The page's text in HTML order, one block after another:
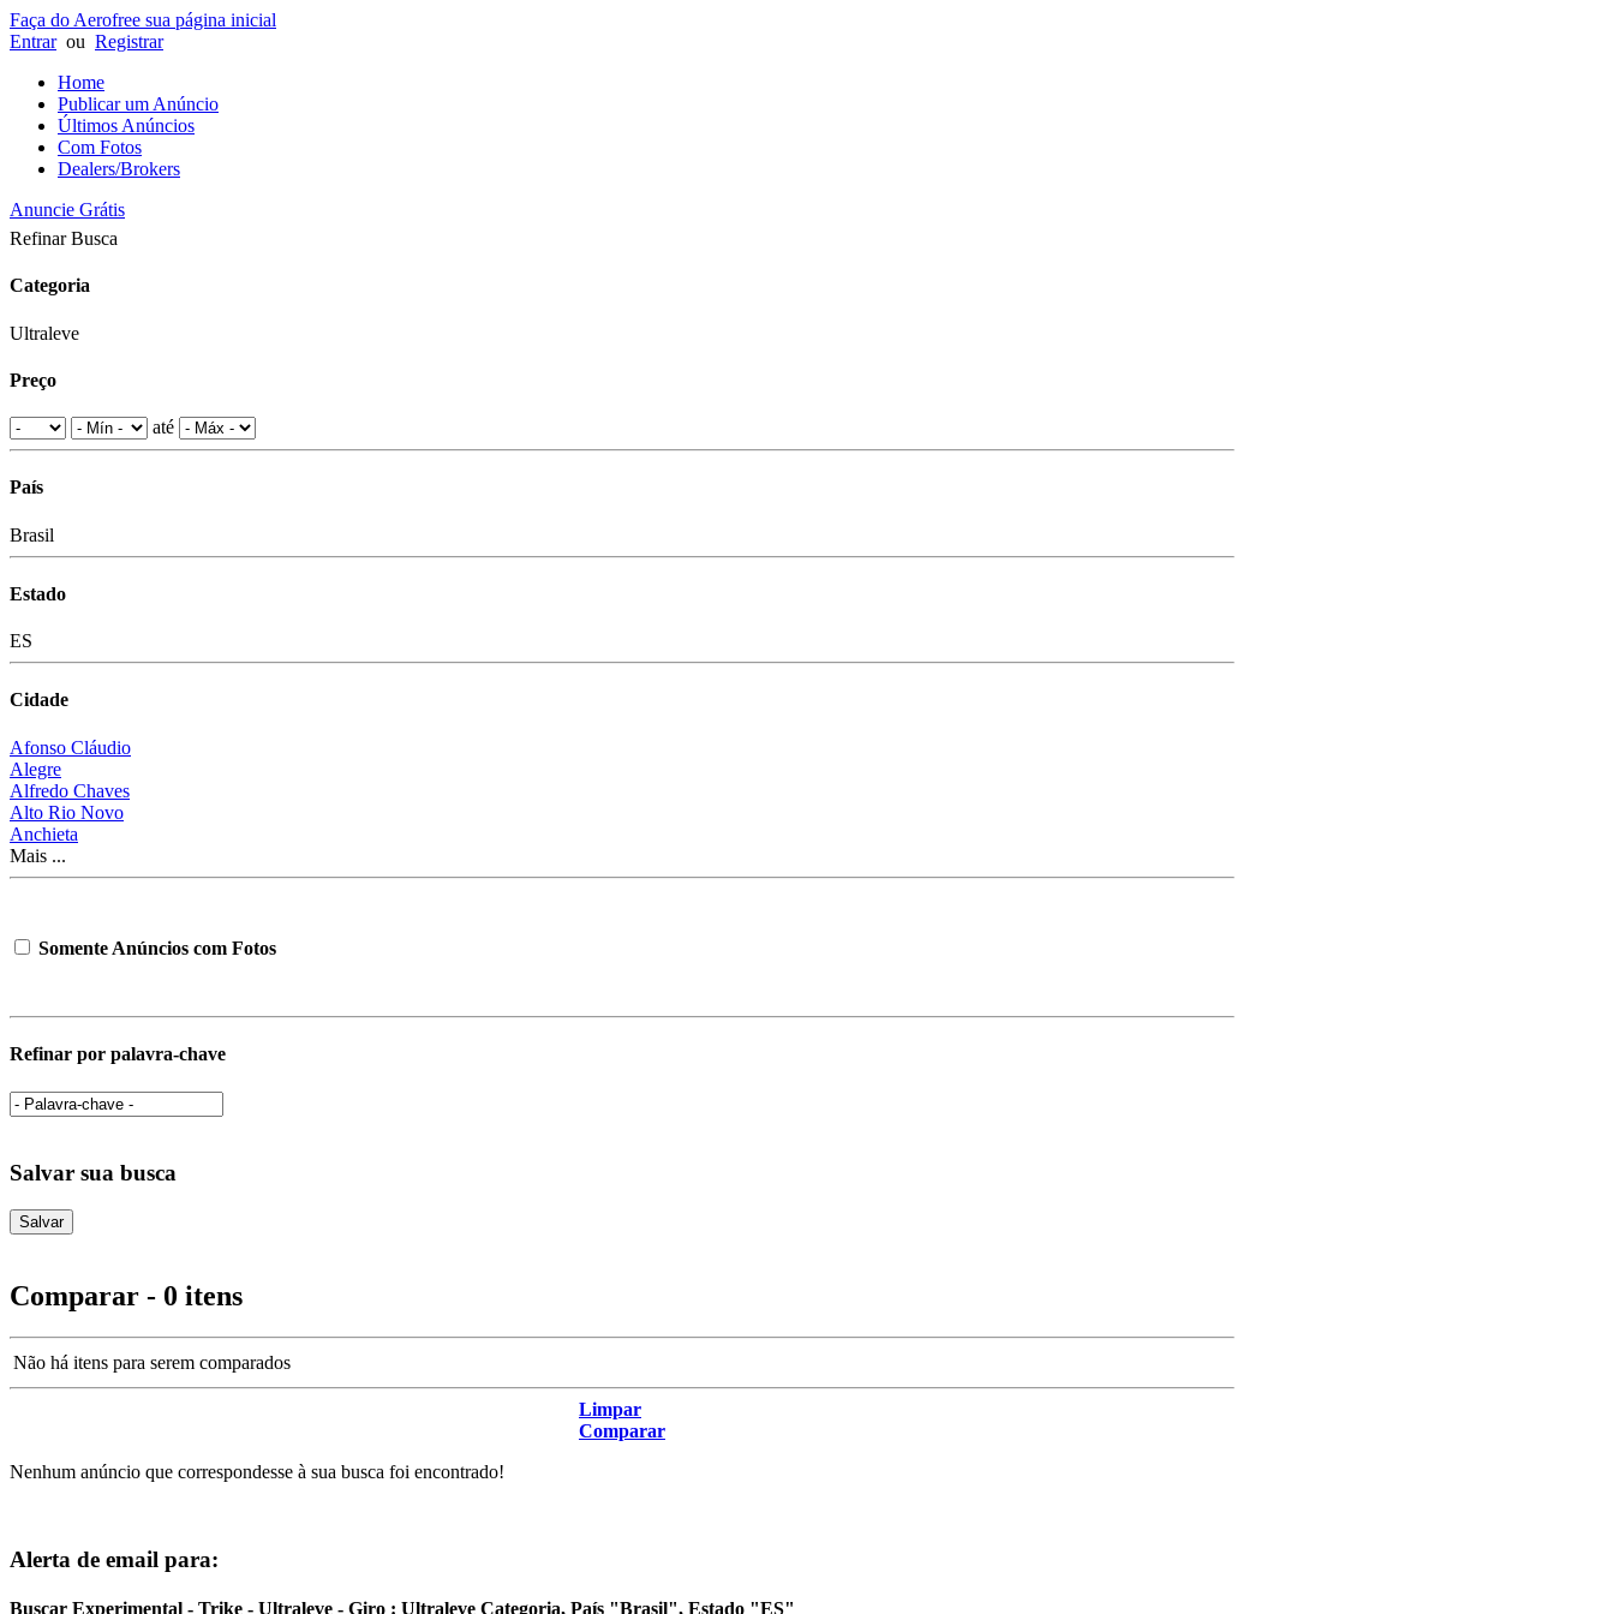
Faça do Aerofree sua página inicial
Entrarou Registrar
Home
Publicar um Anúncio
Últimos Anúncios
Com Fotos
Dealers/Brokers
Anuncie Grátis
Refinar Busca
Categoria
Ultraleve
Preço
até
País
Brasil
Estado
ES
Cidade
Afonso Cláudio
Alegre
Alfredo Chaves
Alto Rio Novo
Anchieta
Mais ...
Somente Anúncios com Fotos
Refinar por palavra-chave
Salvar sua busca
Comparar - 0 itens
Não há itens para serem comparados
Limpar
Comparar
Nenhum anúncio que correspondesse à sua busca foi encontrado!
Alerta de email para:
Buscar Experimental - Trike - Ultraleve - Giro : Ultraleve Categoria, País "Brasil", Estado "ES"